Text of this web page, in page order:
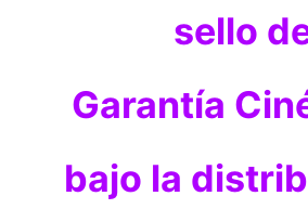
sello
Garantía
bajo la